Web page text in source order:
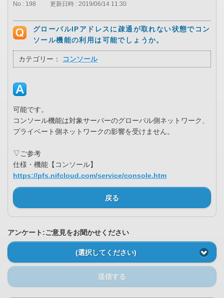
No : 198 更新日時 : 2019/06/14 11:30
グローバルIPアドレスに疎通が取れない状態でコン
ソール機能の利用は可能でしょうか。
カテゴリー： コンソール
可能です。
コンソール機能は対象サーバーのグローバル側ネットワーク、
プライベート側ネットワークの影響を受けません。
▽ご参考
仕様・機能【コンソール】
https://pfs.nifcloud.com/service/console.htm
戻る
アンケート:ご意見をお聞かせください
(選択してください)
送信する